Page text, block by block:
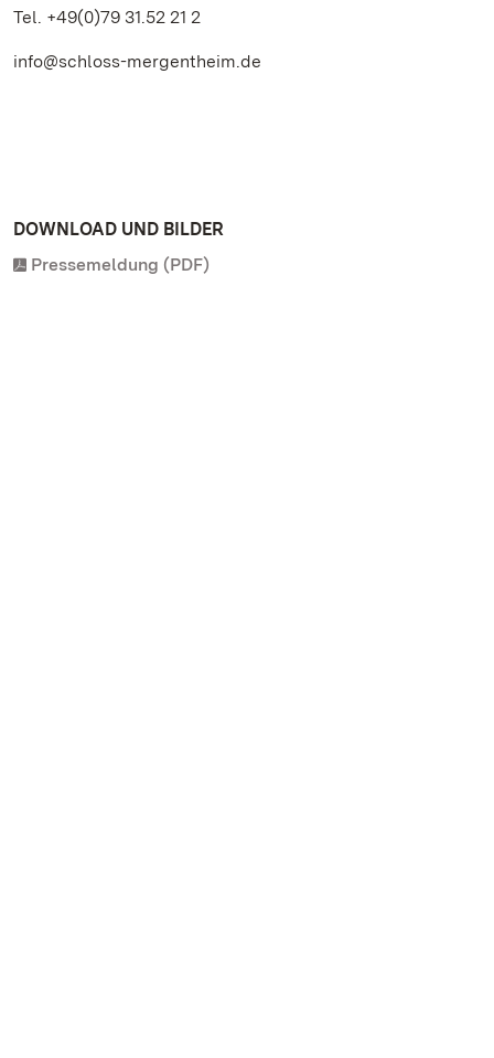
Tel. +49(0)79 31.52 21 2
info@schloss-mergentheim.de
DOWNLOAD UND BILDER
Pressemeldung (PDF)